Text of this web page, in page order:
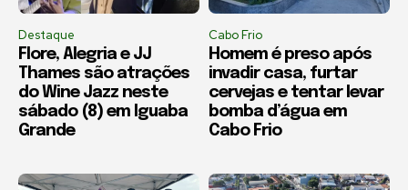
Destaque
Flore, Alegria e JJ
Thames são atrações
do Wine Jazz neste
sábado (8) em Iguaba
Grande
Cabo Frio
Homem é preso após
invadir casa, furtar
cervejas e tentar levar
bomba d’água em
Cabo Frio